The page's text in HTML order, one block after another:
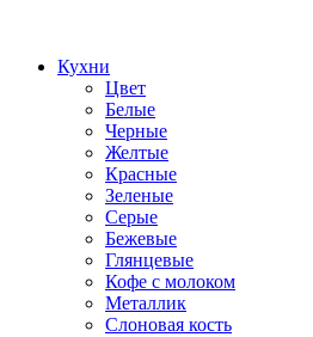
Кухни
Цвет
Белые
Черные
Желтые
Красные
Зеленые
Серые
Бежевые
Глянцевые
Кофе с молоком
Металлик
Слоновая кость